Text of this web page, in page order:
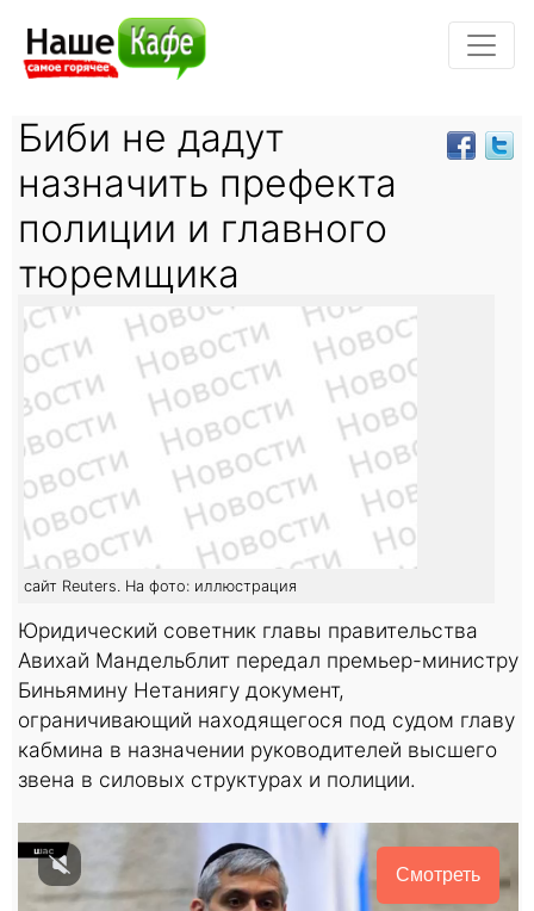
Биби не дадут
назначить префекта
полиции и главного
тюремщика
сайт Reuters. На фото: иллюстрация
Юридический советник главы правительства
Авихай Мандельблит передал премьер-министру
Биньямину Нетаниягу документ,
ограничивающий находящегося под судом главу
кабмина в назначении руководителей высшего
звена в силовых структурах и полиции.
Смотреть